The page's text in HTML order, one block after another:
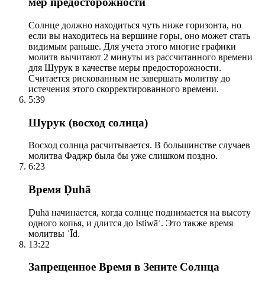
Солнце должно находиться чуть ниже горизонта, но
если вы находитесь на вершине горы, оно может стать
видимым раньше. Для учета этого многие графики
молитв вычитают 2 минуты из рассчитанного времени
для Шурук в качестве меры предосторожности.
Считается рискованным не завершать молитву до
истечения этого скорректированного времени.
5:39
Шурук (восход солнца)
Восход солнца расчитывается. В большинстве случаев
молитва Фаджр была бы уже слишком поздно.
6:23
Время Ḍuhā
Ḍuhā начинается, когда солнце поднимается на высоту
одного копья, и длится до Istiwāʾ. Это также время
молитвы ʿĪd.
13:22
Запрещенное Время в Зените Солнца